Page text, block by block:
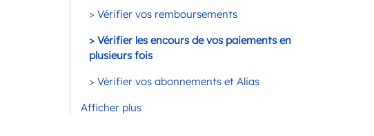
> Vérifier vos remboursements
> Vérifier les encours de vos paiements en
plusieurs fois
> Vérifier vos abonnements et Alias
Afficher plus